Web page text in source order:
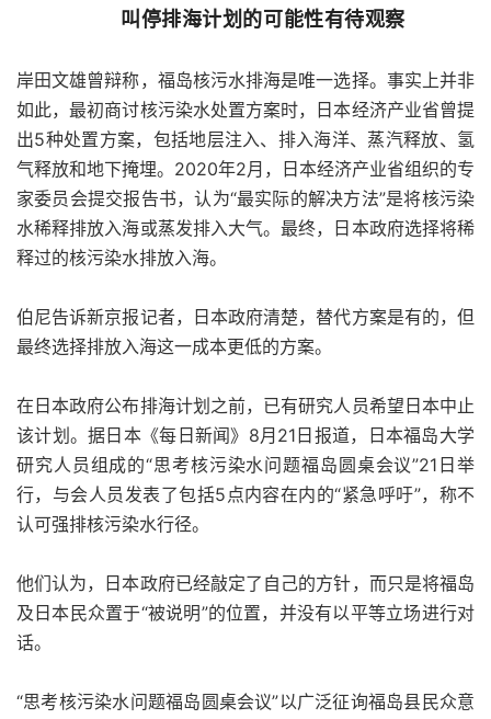
叫停排海计划的可能性有待观察
岸田文雄曾辩称，福岛核污水排海是唯一选择。事实上并非
如此，最初商讨核污染水处置方案时，日本经济产业省曾提
出5种处置方案，包括地层注入、排入海洋、蒸汽释放、氢
气释放和地下掩埋。2020年2月，日本经济产业省组织的专
家委员会提交报告书，认为“最实际的解决方法”是将核污染
水稀释排放入海或蒸发排入大气。最终，日本政府选择将稀
释过的核污染水排放入海。
伯尼告诉新京报记者，日本政府清楚，替代方案是有的，但
最终选择排放入海这一成本更低的方案。
在日本政府公布排海计划之前，已有研究人员希望日本中止
该计划。据日本《每日新闻》8月21日报道，日本福岛大学
研究人员组成的“思考核污染水问题福岛圆桌会议”21日举
行，与会人员发表了包括5点内容在内的“紧急呼吁”，称不
认可强排核污染水行径。
他们认为，日本政府已经敲定了自己的方针，而只是将福岛
及日本民众置于“被说明”的位置，并没有以平等立场进行对
话。
“思考核污染水问题福岛圆桌会议”以广泛征询福岛县民众意